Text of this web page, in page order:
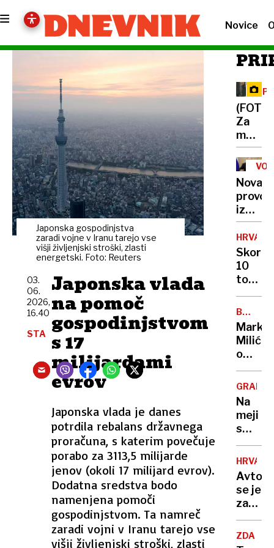
Novice
Japonska gospodinjstva
zaradi vojne v Iranu tarejo vse
višji življenjski stroški, zlasti
energetski. Foto: Reuters
Japonska vlada
na pomoč
gospodinjstvom
s 17
milijardami
evrov
Japonska vlada je danes
potrdila rebalans državnega
proračuna, s katerim povečuje
porabo za 3113,5 milijarde
jenov (okoli 17 milijard evrov).
Dodatna sredstva bodo
namenjena pomoči
gospodinjstvom. Ta namreč
zaradi vojni v Iranu tarejo vse
višji življenjski stroški, zlasti
03.
06.
2026,
16.40
STA
(FOTO)
Za
v
dan
v
družbi
zveri
Nova
iz
Putin
Evropo
z
usodi
Skoraj
10
ton
pršuta
bo
romalo
v
lastnik
ni
imel
niti
enega
BREZ
DLAKE
NA
JEZIKU
Marko
Milić
o
ki ga
je
stala
NBA-
da
sem
to
storil«
Na
meji
s
pozabil
ženo
in
proti
se je
na
rampi
ZDA